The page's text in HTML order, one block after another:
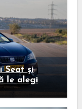
Seat și
le alegi